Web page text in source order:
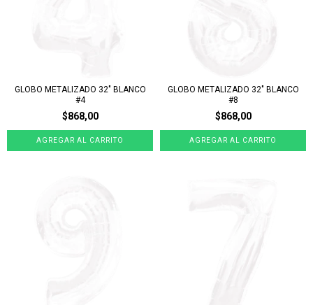
GLOBO METALIZADO 32" BLANCO
#4
$868,00
GLOBO METALIZADO 32" BLANCO
#8
$868,00